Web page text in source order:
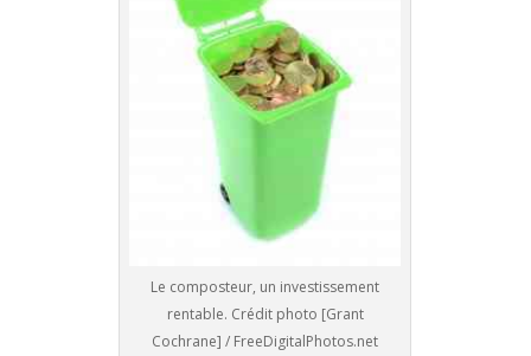
Le composteur, un investissement
rentable. Crédit photo [Grant
Cochrane] / FreeDigitalPhotos.net